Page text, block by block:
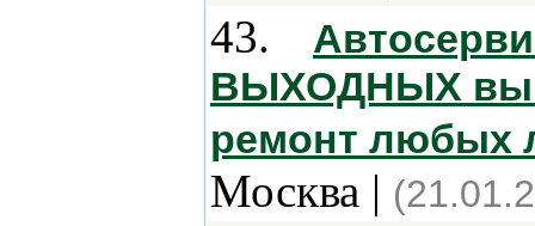
43.
ВЫХОДНЫХ
ремонт любых
Москва |